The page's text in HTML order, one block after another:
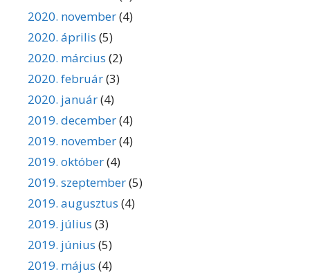
2020. november(4)
2020. április (5)
2020. március (2)
2020. február(3)
2020. január(4)
2019. december(4)
2019. november(4)
2019. október(4)
2019. szeptember(5)
2019. augusztus (4)
2019. július (3)
2019. június (5)
2019. május (4)